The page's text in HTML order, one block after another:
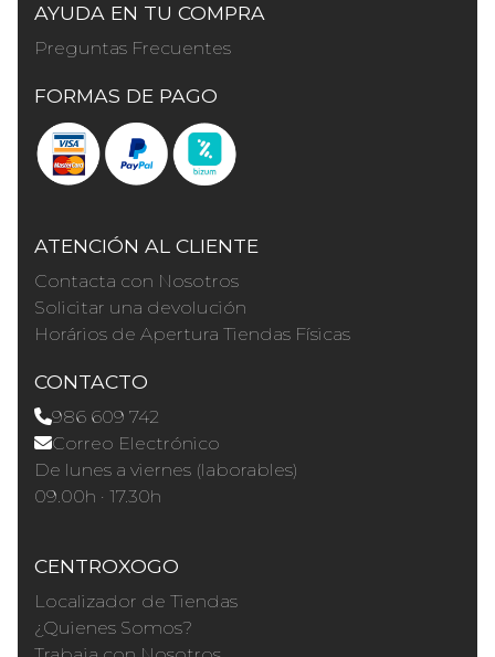
AYUDA EN TU COMPRA
Preguntas Frecuentes
FORMAS DE PAGO
ATENCIÓN AL CLIENTE
Contacta con Nosotros
Solicitar una devolución
Horários de Apertura Tiendas Físicas
CONTACTO
986 609 742
Correo Electrónico
De lunes a viernes (laborables)
09.00h · 17.30h
CENTROXOGO
Localizador de Tiendas
¿Quienes Somos?